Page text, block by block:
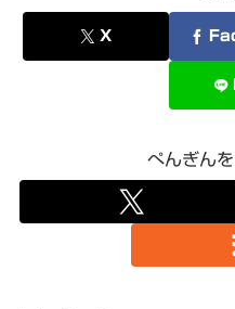
X
ぺんぎん